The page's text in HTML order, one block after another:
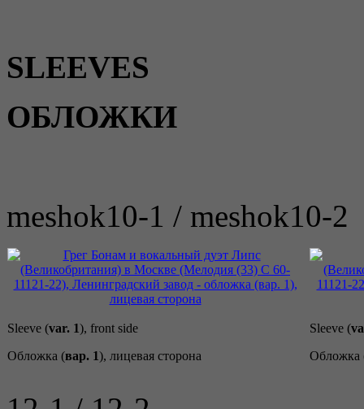
SLEEVES
ОБЛОЖКИ
meshok10-1 / meshok10-2
Sleeve (var. 1), front side
Обложка (вар. 1), лицевая сторона
Sleeve (
Обложка